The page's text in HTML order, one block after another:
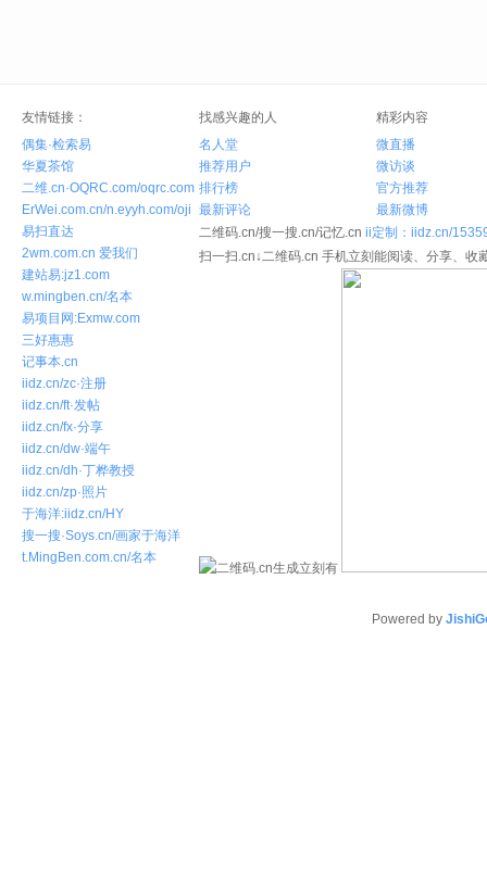
友情链接：
偶集·检索易
华夏茶馆
二维.cn·OQRC.com/oqrc.com
ErWei.com.cn/n.eyyh.com/oji
易扫直达
2wm.com.cn 爱我们
建站易:jz1.com
w.mingben.cn/名本
易项目网:Exmw.com
三好惠惠
记事本.cn
iidz.cn/zc·注册
iidz.cn/ft·发帖
iidz.cn/fx·分享
iidz.cn/dw·端午
iidz.cn/dh·丁桦教授
iidz.cn/zp·照片
于海洋:iidz.cn/HY
搜一搜·Soys.cn/画家于海洋
t.MingBen.com.cn/名本
找感兴趣的人
名人堂
推荐用户
排行榜
最新评论
精彩内容
微直播
微访谈
官方推荐
最新微博
二维码.cn/搜一搜.cn/记忆.cn ii定制：iidz.cn/
扫一扫.cn↓二维码.cn 手机立刻能阅读、分享、收
Powered by